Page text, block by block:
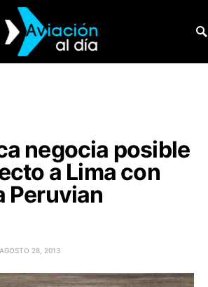
negocia posible
a Lima con
Peruvian
AGOSTO 28, 2013